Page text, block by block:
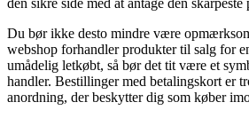
Du bør ikke desto mindre være
webshop forhandler produkter til salg for
umådelig letkøbt, så bør det tit være et
handler. Bestillinger med betalingskort er
anordning, der beskytter dig som køber